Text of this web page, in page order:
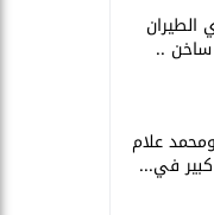
الطيران
..
علام
في...